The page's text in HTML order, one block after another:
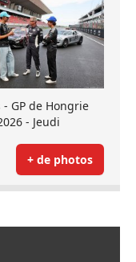
- GP de Hongrie
- Jeudi
+ de photos